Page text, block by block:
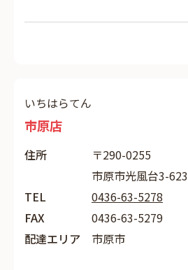
いちはらてん
市原店
住所
〒290-0255
市原市光風台3-623
TEL
0436-63-5278
FAX
0436-63-5279
配達エリア
市原市